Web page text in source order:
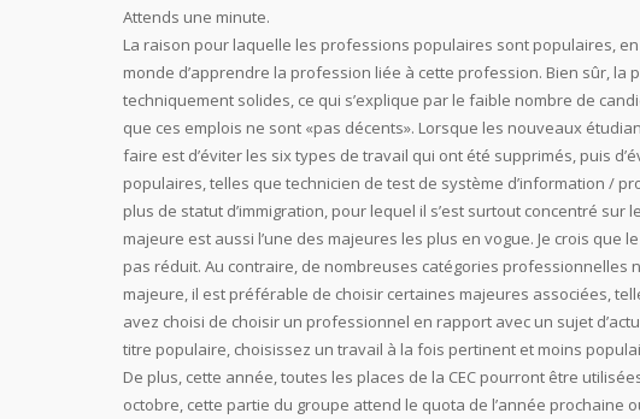
Attends une minute.
La raison pour laquelle les professions populaires sont populaires,
monde d’apprendre la profession liée à cette profession. Bien sûr,
techniquement solides, ce qui s’explique par le faible nombre de
que ces emplois ne sont «pas décents». Lorsque les nouveaux
faire est d’éviter les six types de travail qui ont été supprimés, puis
populaires, telles que technicien de test de système d’information /
plus de statut d’immigration, pour lequel il s’est surtout concentré sur
majeure est aussi l’une des majeures les plus en vogue. Je crois
pas réduit. Au contraire, de nombreuses catégories professionnelles
majeure, il est préférable de choisir certaines majeures associées,
avez choisi de choisir un professionnel en rapport avec un sujet
titre populaire, choisissez un travail à la fois pertinent et moins
De plus, cette année, toutes les places de la CEC pourront être
octobre, cette partie du groupe attend le quota de l’année prochaine